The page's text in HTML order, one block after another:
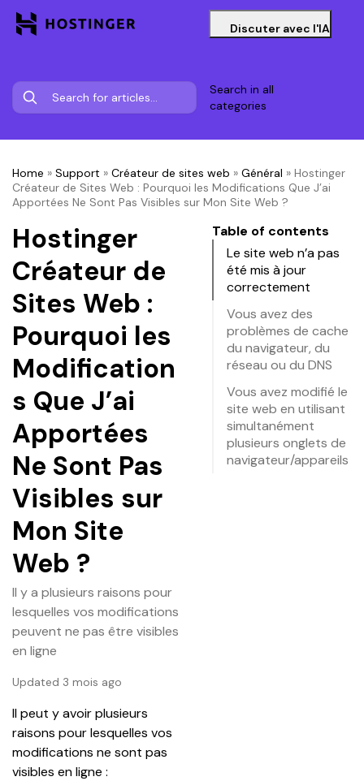
Discuter avec l'IA
Search in all
categories
Home » Support » Créateur de sites web » Général » Hostinger
Créateur de Sites Web : Pourquoi les Modifications Que J’ai
Apportées Ne Sont Pas Visibles sur Mon Site Web ?
Hostinger
Créateur de
Sites Web :
Pourquoi les
Modification
s Que J’ai
Apportées
Ne Sont Pas
Visibles sur
Mon Site
Web ?
Il y a plusieurs raisons pour
lesquelles vos modifications
peuvent ne pas être visibles
en ligne
Updated 3 mois ago
Il peut y avoir plusieurs
raisons pour lesquelles vos
modifications ne sont pas
visibles en ligne :
Table of contents
Le site web n’a pas
été mis à jour
correctement
Vous avez des
problèmes de cache
du navigateur, du
réseau ou du DNS
Vous avez modifié le
site web en utilisant
simultanément
plusieurs onglets de
navigateur/appareils